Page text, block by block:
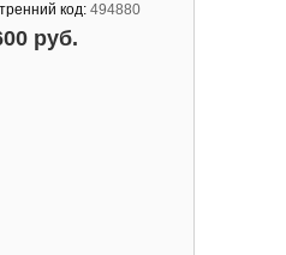
код: 494880
руб.